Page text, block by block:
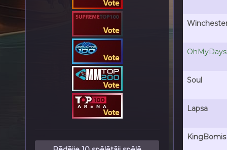
OhMyDays
Soul
Lapsa
KingBomis